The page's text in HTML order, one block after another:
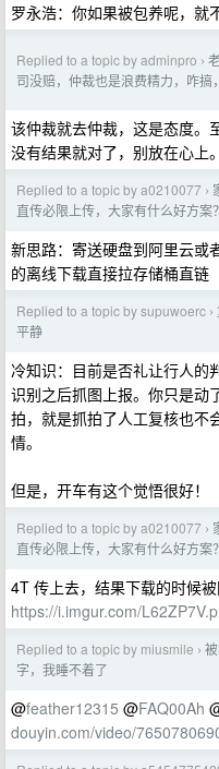
罗永浩：你如果被包养呢，就
Replied to a topic by adminpro ›
司没赔，仲裁也是浪费精力，咋搞
该仲裁就去仲裁，这是态度。
没有结果就对了，别放在心上
Replied to a topic by a0210077 ›
直传必限上传，大家有什么好方案？
新思路：寄送硬盘到阿里云或
的离线下载直接拉存储桶直链
Replied to a topic by supuwoerc ›
平静
冷知识：目前是否礼让行人的
识别之后抓图上报。你只是动
拍，就是抓拍了人工复核也不
情。
但是，开车有这个觉悟很好！
Replied to a topic by a0210077 ›
直传必限上传，大家有什么好方案？
4T 传上去，结果下载的时候
https://i.imgur.com/
Replied to a topic by miusmile ›
字，我睡不着了
@feather12315 @FAQ00Ah
douyin.com/video/